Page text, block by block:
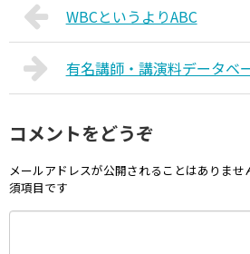
WBCというよりABC
有名講師・講演料データベ
コメントをどうぞ
メールアドレスが公開されることはありませ
須項目です